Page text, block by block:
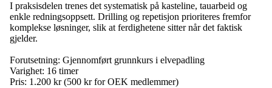
I praksisdelen trenes det systematisk på kasteline, tauarbeid og
enkle redningsoppsett. Drilling og repetisjon prioriteres fremfor
komplekse løsninger, slik at ferdighetene sitter når det faktisk
gjelder.
Forutsetning: Gjennomført grunnkurs i elvepadling
Varighet: 16 timer
Pris: 1.200 kr (500 kr for OEK medlemmer)